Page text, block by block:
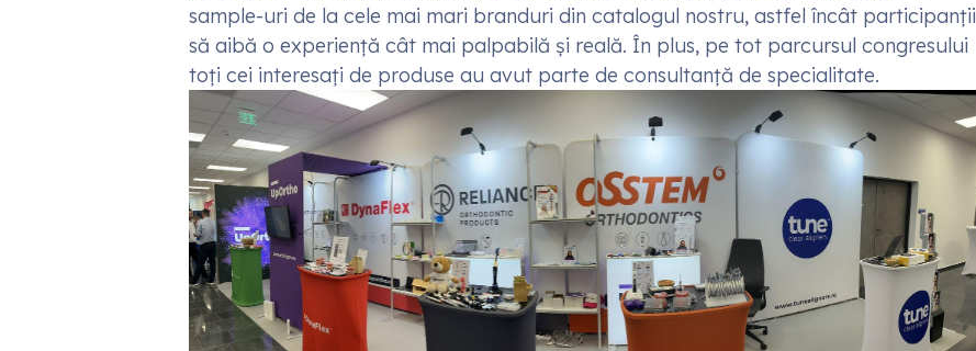
sample-uri de la cele mai mari branduri din catalogul nostru, astfel încât participanții
să aibă o experiență cât mai palpabilă și reală. În plus, pe tot parcursul congresului
toți cei interesați de produse au avut parte de consultanță de specialitate.